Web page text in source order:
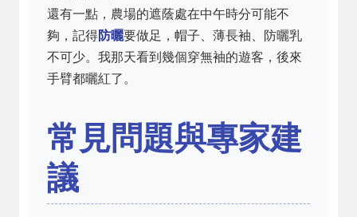
還有一點，農場的遮蔭處在中午時分可能不
夠，記得防曬要做足，帽子、薄長袖、防曬乳
不可少。我那天看到幾個穿無袖的遊客，後來
手臂都曬紅了。
常見問題與專家建
議